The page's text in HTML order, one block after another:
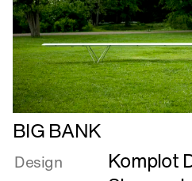
Læs
mere
om
BIG BANK
Design Komplot